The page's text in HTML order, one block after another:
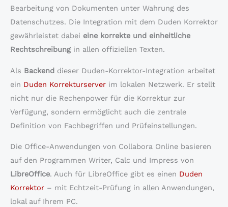
Bearbeitung von Dokumenten unter Wahrung des
Datenschutzes. Die Integration mit dem Duden Korrektor
gewährleistet dabei eine korrekte und einheitliche
Rechtschreibungin allen offiziellen Texten.
Als Backend dieser Duden-Korrektor-Integration arbeitet
ein Duden Korrekturserver im lokalen Netzwerk. Er stellt
nicht nur die Rechenpower für die Korrektur zur
Verfügung, sondern ermöglicht auch die zentrale
Definition von Fachbegriffen und Prüfeinstellungen.
Die Office-Anwendungen von Collabora Online basieren
auf den Programmen Writer, Calc und Impress von
LibreOffice. Auch für LibreOffice gibt es einen Duden
Korrektor – mit Echtzeit-Prüfung in allen Anwendungen,
lokal auf Ihrem PC.